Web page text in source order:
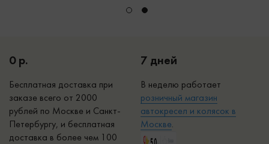
0 р.
Бесплатная доставка при
заказе всего от 2000
рублей по Москве и Санкт-
Петербургу, и бесплатная
доставка в более чем 100
7 дней
В неделю работает
розничный магазин
автокресел и колясок в
Москве.